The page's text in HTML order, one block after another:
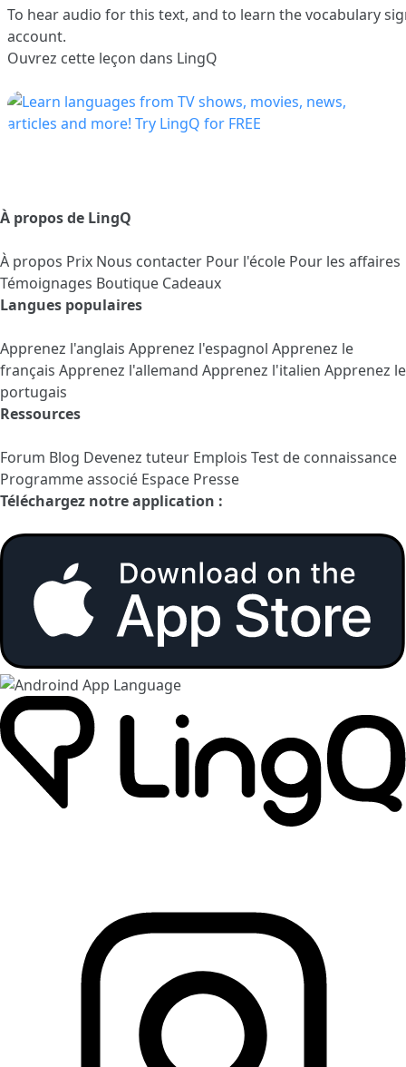
To hear audio for this text, and to learn the vocabulary
account.
Ouvrez cette leçon dans LingQ
À propos de LingQ
À propos Prix Nous contacter Pour l'école Pour les affaires
Témoignages Boutique Cadeaux
Langues populaires
Apprenez l'anglais Apprenez l'espagnol Apprenez le
français Apprenez l'allemand Apprenez l'italien Apprenez le
portugais
Ressources
Forum Blog Devenez tuteur Emplois Test de connaissance
Programme associé Espace Presse
Téléchargez notre application :